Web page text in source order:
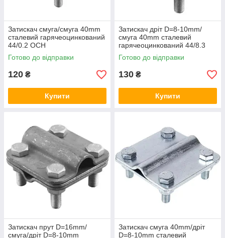
Затискач смуга/смуга 40mm
сталевий гарячеоцинкований
44/0.2 OCH
Готово до відправки
120 ₴
Купити
Затискач дріт D=8-10mm/
смуга 40mm сталевий
гарячеоцинкований 44/8.3
OCH
Готово до відправки
130 ₴
Купити
Затискач прут D=16mm/
смуга/дріт D=8-10mm
Затискач смуга 40mm/дріт
D=8-10mm сталевий